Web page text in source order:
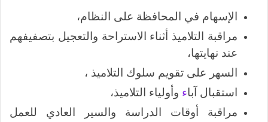
الإسهام في المحافظة على النظام،
مراقبة التلاميذ أثناء الاستراحة والتعجيل بتصفيفهم
عند نهايتها،
السهر على تقويم سلوك التلاميذ ،
استقبال آباء وأولياء التلاميذ،
مراقبة أوقات الدراسة والسير العادي للعمل